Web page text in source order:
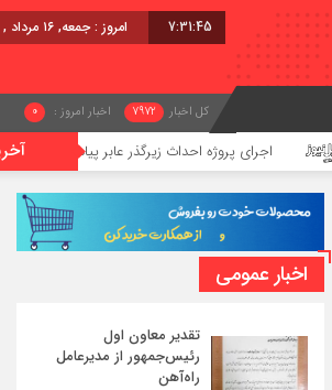
7:31:45 امروز : جمعه, ۱۶ مرداد , ۱۴۰۵
کل اخبار 7972 اخبار امروز : 0
اجرای پروژه احداث زیرگذر عابر پیاده در حریم ریلی قائمشهر
اخبار عمومی
تقدیر معاون اول
رئیس‌جمهور از مدیرعامل
راه‌آهن